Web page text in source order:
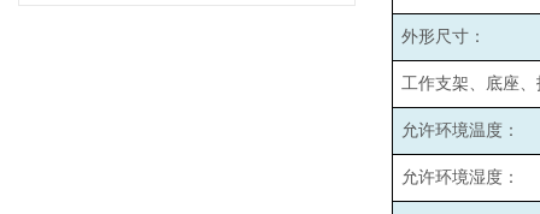
外形尺寸：
工作支架、底座
允许环境温度：
允许环境湿度：